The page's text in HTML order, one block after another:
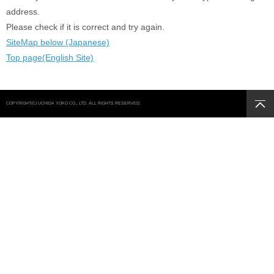
address.
Please check if it is correct and try again.
SiteMap below (Japanese)
Top page(English Site)
COPYRIGHT(C) UCHIDA YOKO CO., LTD. ALL RIGHTS RESERVED.